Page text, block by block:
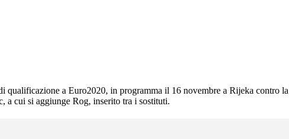
a Euro2020, in programma il 16 novembre a Rijeka contro
a cui si aggiunge Rog, inserito tra i sostituti.